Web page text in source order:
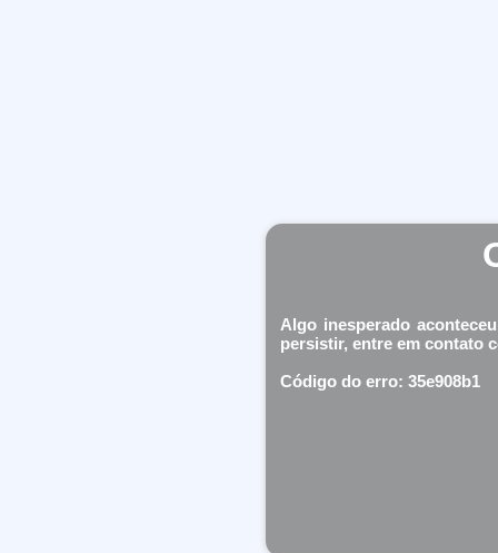
Algo inesperado
persistir, entre em contato
Código do erro: 35e908b1